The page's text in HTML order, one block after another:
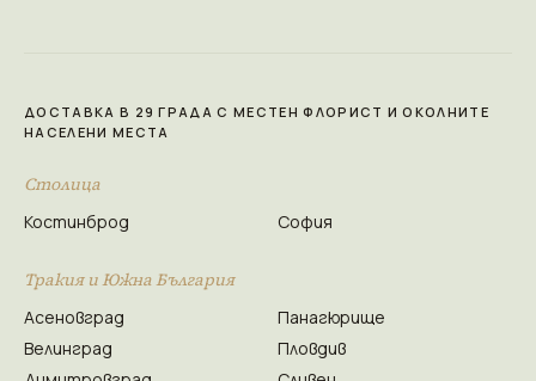
ДОСТАВКА В 29 ГРАДА С МЕСТЕН ФЛОРИСТ И ОКОЛНИТЕ
НАСЕЛЕНИ МЕСТА
Столица
Костинброд София
Тракия и Южна България
Асеновград
Велинград
Панагюрище
Пловдив